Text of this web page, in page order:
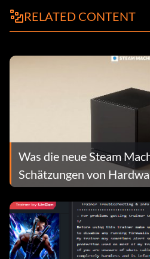
RELATED CONTENT
Was die neue Steam
Schätzungen von
kosten könnte